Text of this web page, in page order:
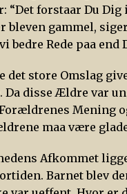
“Det forstaar Du
bleven gammel,
bedre Rede paa end
det store Omslag
disse Ældre var
Mening
maa være
Afkommet
Barnet blev